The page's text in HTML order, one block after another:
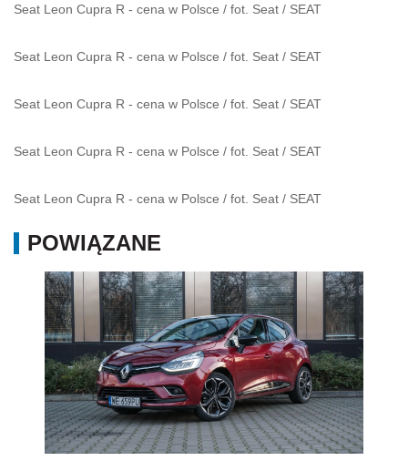
Seat Leon Cupra R - cena w Polsce / fot. Seat / SEAT
Seat Leon Cupra R - cena w Polsce / fot. Seat / SEAT
Seat Leon Cupra R - cena w Polsce / fot. Seat / SEAT
Seat Leon Cupra R - cena w Polsce / fot. Seat / SEAT
Seat Leon Cupra R - cena w Polsce / fot. Seat / SEAT
POWIĄZANE